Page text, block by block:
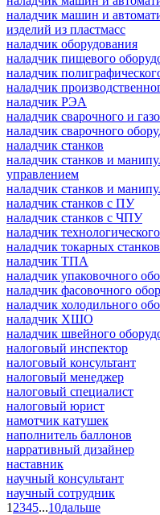
наладчик машин и
изделий из пластмасс
наладчик оборудования
наладчик пищевого
наладчик
наладчик
наладчик РЭА
наладчик сварочного и
наладчик сварочного
наладчик станков
наладчик станков и
управлением
наладчик станков и
наладчик станков с ПУ
наладчик станков с ЧПУ
наладчик
наладчик токарных
наладчик ТПА
наладчик упаковочного
наладчик фасовочного
наладчик холодильного
наладчик ХШО
наладчик швейного
налоговый инспектор
налоговый консультант
налоговый менеджер
налоговый специалист
налоговый юрист
намотчик катушек
наполнитель баллонов
нарративный дизайнер
наставник
научный консультант
научный сотрудник
1 2345...10дальше